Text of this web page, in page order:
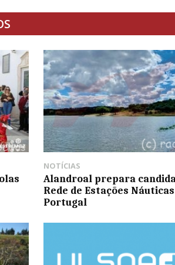
NOTÍCIAS
Alandroal prepara
Rede de Estações
Portugal